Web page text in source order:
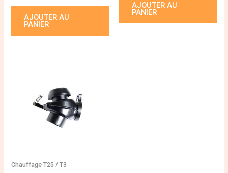
AJOUTER AU
PANIER
AJOUTER AU
PANIER
Chauffage T25 / T3